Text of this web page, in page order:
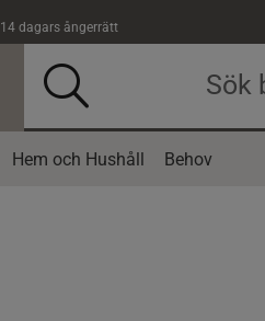
14 dagars ångerrätt
Hem och Hushåll Behov